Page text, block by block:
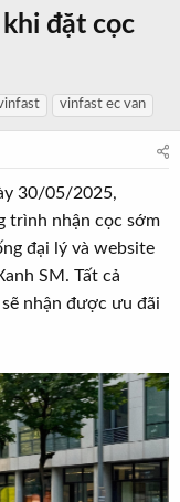
đặt cọc
vinfast ec van
30/05/2025,
trình nhận cọc sớm
đại lý và website
SM. Tất cả
nhận được ưu đãi